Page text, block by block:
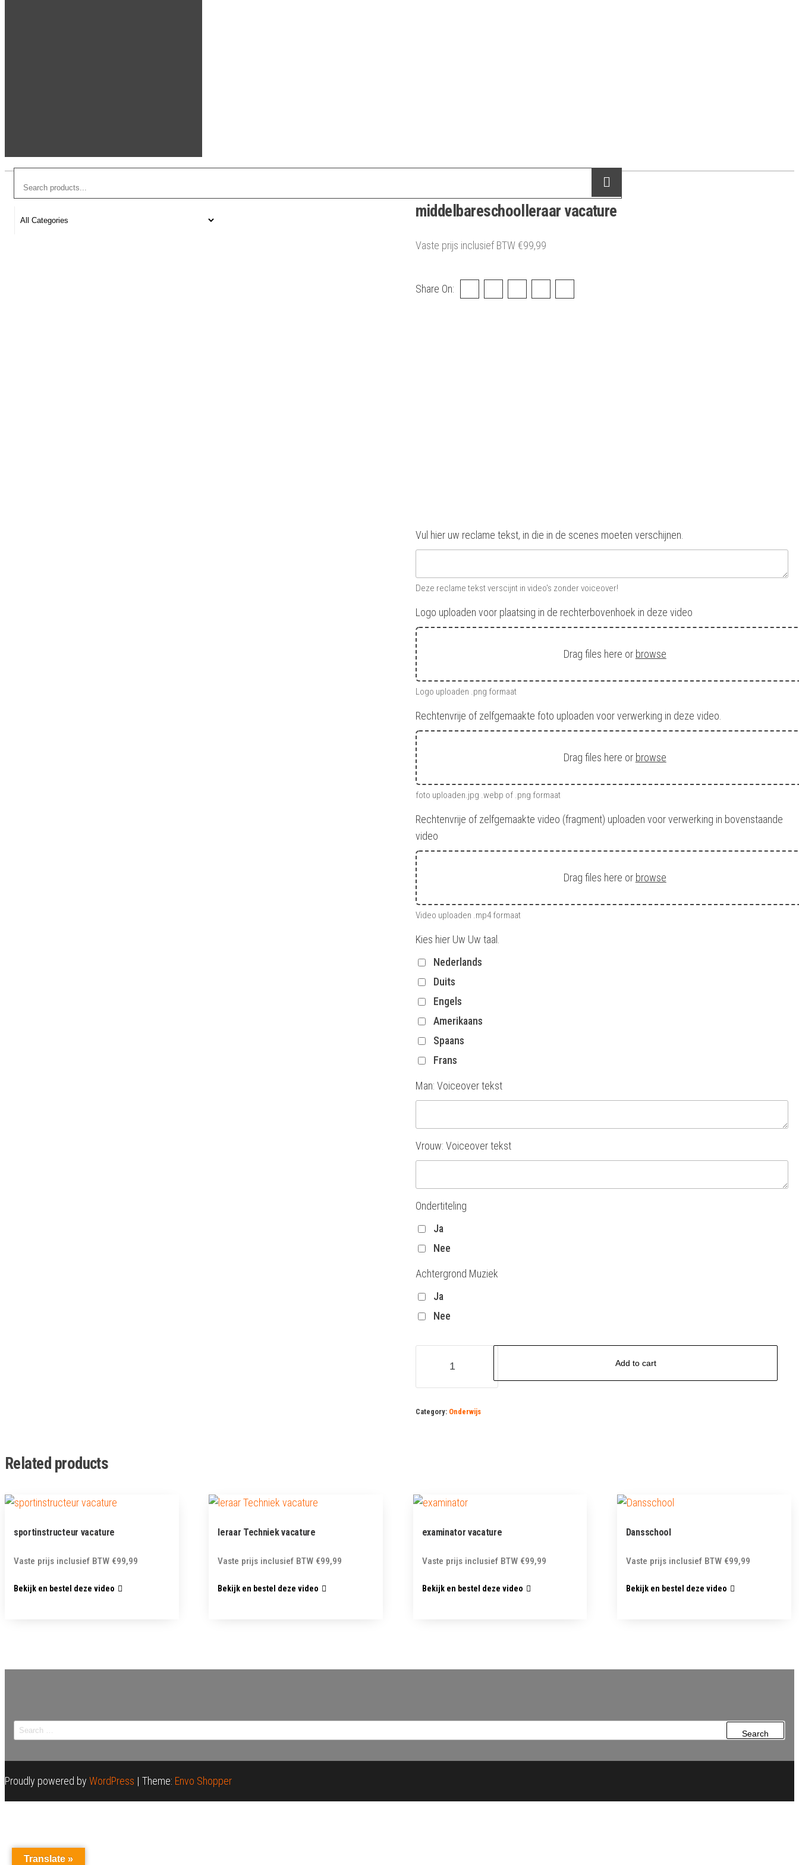
middelbareschoolleraar vacature
Vaste prijs inclusief BTW €99,99
Share On:
Vul hier uw reclame tekst, in die in de scenes moeten verschijnen.
Deze reclame tekst verscijnt in video's zonder voiceover!
Logo uploaden voor plaatsing in de rechterbovenhoek in deze video
Drag files here or browse
Logo uploaden .png formaat
Rechtenvrije of zelfgemaakte foto uploaden voor verwerking in deze video.
Drag files here or browse
foto uploaden.jpg .webp of .png formaat
Rechtenvrije of zelfgemaakte video (fragment) uploaden voor verwerking in bovenstaande
video
Drag files here or browse
Video uploaden .mp4 formaat
Kies hier Uw Uw taal.
Nederlands
Duits
Engels
Amerikaans
Spaans
Frans
Man: Voiceover tekst
Vrouw: Voiceover tekst
Ondertiteling
Ja
Nee
Achtergrond Muziek
Ja
Nee
vacature
quantity
Add to cart
Category: Onderwijs
Related products
sportinstructeur vacature
Vaste prijs inclusief BTW €99,99
Bekijk en bestel deze video
leraar Techniek vacature
Vaste prijs inclusief BTW €99,99
Bekijk en bestel deze video
examinator vacature
Vaste prijs inclusief BTW €99,99
Bekijk en bestel deze video
Dansschool
Vaste prijs inclusief BTW €99,99
Bekijk en bestel deze video
Search
for:
Proudly powered by WordPress | Theme: Envo Shopper
Translate »